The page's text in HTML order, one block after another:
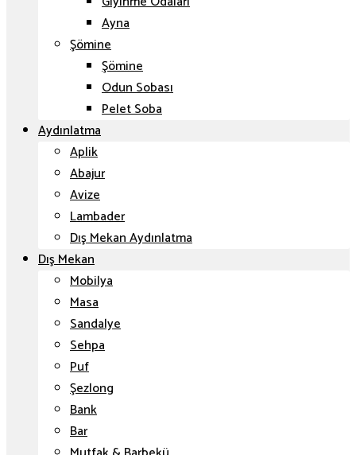
Ayna
Şömine
Şömine
Odun Sobası
Pelet Soba
Aydınlatma
Aplik
Abajur
Avize
Lambader
Dış Mekan Aydınlatma
Dış Mekan
Mobilya
Masa
Sandalye
Sehpa
Puf
Şezlong
Bank
Bar